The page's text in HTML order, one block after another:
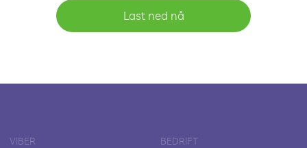
Last ned nå
VIBER BEDRIFT